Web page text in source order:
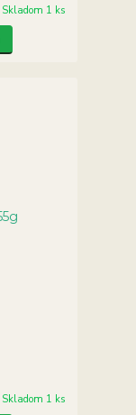
Skladom 1 ks
Skladom 1 ks